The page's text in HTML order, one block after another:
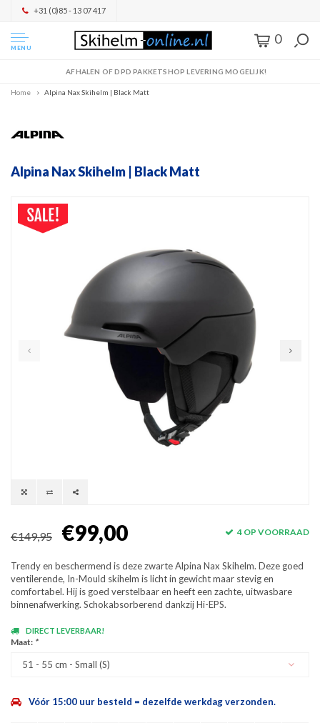
+31 (0)85 - 13 07 417
MENU
0
AFHALEN OF DPD PAKKETSHOP LEVERING MOGELIJK!
Home Alpina Nax Skihelm | Black Matt
Alpina Nax Skihelm | Black Matt
€149,95 €99,00 4 OP VOORRAAD
Trendy en beschermend is deze zwarte Alpina Nax Skihelm. Deze goed
ventilerende, In-Mould skihelm is licht in gewicht maar stevig en
comfortabel. Hij is goed verstelbaar en heeft een zachte, uitwasbare
binnenafwerking. Schokabsorberend dankzij Hi-EPS.
DIRECT LEVERBAAR!
Maat: *
51 - 55 cm - Small (S)
Vóór 15:00 uur besteld = dezelfde werkdag verzonden.